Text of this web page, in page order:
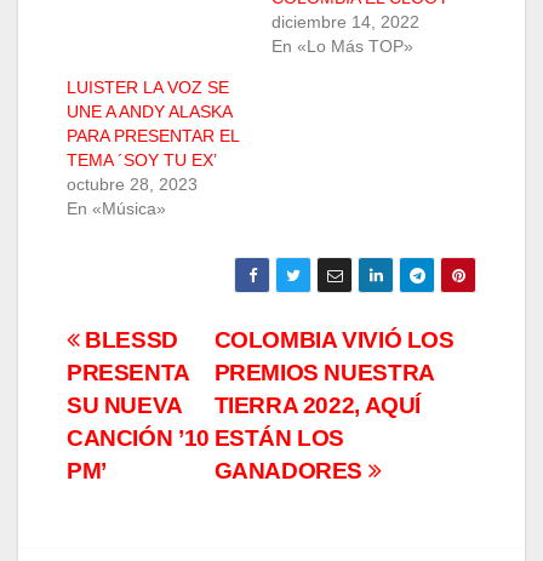
diciembre 14, 2022
En «Lo Más TOP»
LUISTER LA VOZ SE
UNE A ANDY ALASKA
PARA PRESENTAR EL
TEMA ´SOY TU EX’
octubre 28, 2023
En «Música»
Navegación
de
entradas
COLOMBIA VIVIÓ LOS
PREMIOS NUESTRA
TIERRA 2022, AQUÍ
ESTÁN LOS
GANADORES
BLESSD
PRESENTA
SU NUEVA
CANCIÓN ’10
PM’